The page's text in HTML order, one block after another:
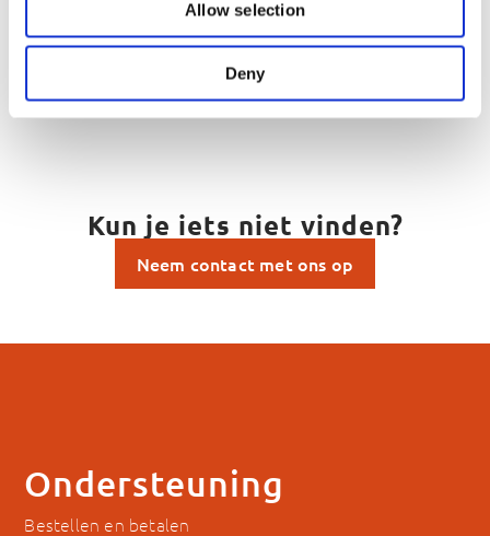
Allow selection
Deny
Kun je iets niet vinden?
Neem contact met ons op
Ondersteuning
Bestellen en betalen